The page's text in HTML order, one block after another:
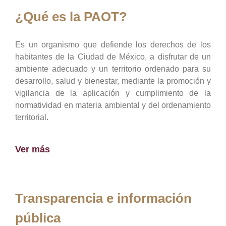
¿Qué es la PAOT?
Es un organismo que defiende los derechos de los
habitantes de la Ciudad de México, a disfrutar de un
ambiente adecuado y un territorio ordenado para su
desarrollo, salud y bienestar, mediante la promoción y
vigilancia de la aplicación y cumplimiento de la
normatividad en materia ambiental y del ordenamiento
territorial.
Ver más
Transparencia e información
pública